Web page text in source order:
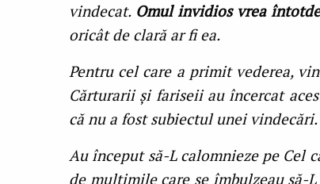
vindecat. Omul invidios vrea
oricât de clară ar fi ea.
Pentru cel care a primit vederea,
Cărturarii şi fariseii au încercat
că nu a fost subiectul unei vindecări.
Au început să-L calomnieze pe Cel
de mulţimile care se îmbulzeau să-